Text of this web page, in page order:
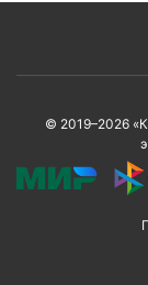
© 2019–2026